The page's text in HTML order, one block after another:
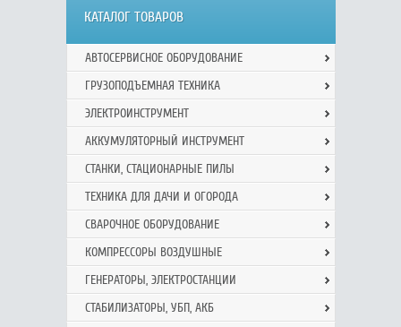
КАТАЛОГ ТОВАРОВ
АВТОСЕРВИСНОЕ ОБОРУДОВАНИЕ
ГРУЗОПОДЪЕМНАЯ ТЕХНИКА
ЭЛЕКТРОИНСТРУМЕНТ
АККУМУЛЯТОРНЫЙ ИНСТРУМЕНТ
СТАНКИ, СТАЦИОНАРНЫЕ ПИЛЫ
ТЕХНИКА ДЛЯ ДАЧИ И ОГОРОДА
СВАРОЧНОЕ ОБОРУДОВАНИЕ
КОМПРЕССОРЫ ВОЗДУШНЫЕ
ГЕНЕРАТОРЫ, ЭЛЕКТРОСТАНЦИИ
СТАБИЛИЗАТОРЫ, УБП, АКБ